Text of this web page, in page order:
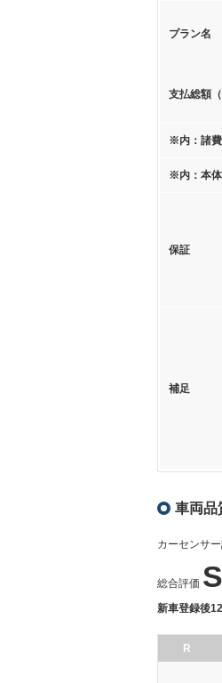
プラン名
支払総額（
※内：諸費
※内：本
保証
補足
車両品
カーセンサ
総合評価 S
新車登録後
R